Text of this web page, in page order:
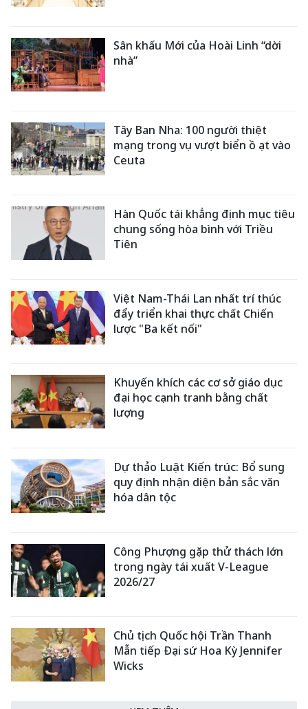
Sân khấu Mới của Hoài Linh “dời
nhà”
Tây Ban Nha: 100 người thiệt
mạng trong vụ vượt biển ồ ạt vào
Ceuta
Hàn Quốc tái khẳng định mục tiêu
chung sống hòa bình với Triều
Tiên
Việt Nam-Thái Lan nhất trí thúc
đẩy triển khai thực chất Chiến
lược "Ba kết nối"
Khuyến khích các cơ sở giáo dục
đại học cạnh tranh bằng chất
lượng
Dự thảo Luật Kiến trúc: Bổ sung
quy định nhận diện bản sắc văn
hóa dân tộc
Công Phượng gặp thử thách lớn
trong ngày tái xuất V-League
2026/27
Chủ tịch Quốc hội Trần Thanh
Mẫn tiếp Đại sứ Hoa Kỳ Jennifer
Wicks